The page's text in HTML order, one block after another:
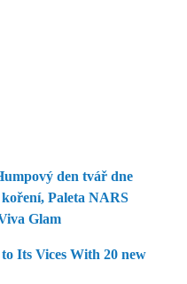
den tvář dne
Paleta NARS
Glam
Its Vices With 20 new